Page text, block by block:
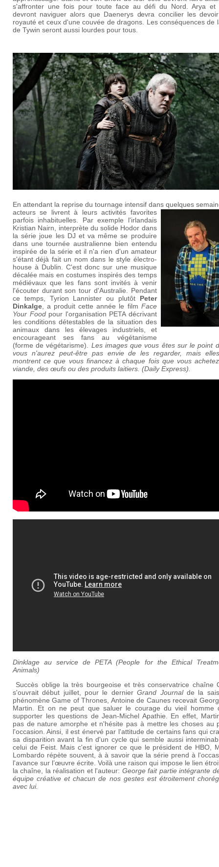
s'affronter une fois pour toute face au défi du Nord. Arya et
devront naviguer alors que Daenerys devra concilier les
royauté et ceux d'une couvée de dragons. Les conséquences de
de Tywin seront aussi lourdes pour tous.
En attendant la reprise du tournage intensif dans quelques
acteurs se livrent à leursactivités favorites
parfois inhabituelles. Par exemple l'irlandais
Kristian Nairn, interprète du solide Hodor dans
la série joue les DJ et va même se produire
dans une tournée australienne bien entendu
inspirée de la série et il n'a rien d'un amateur
s'étant déjà fait un nom dans le style électro-
house à Dublin. C'est donc sur une musique
décalée mais en costumes inspirés des temps
médiévaux que les fans sont invités à venir
l'écouter durant son tour d'Australie. Pendant
ce temps, Tyrion Lannister ou plutôt Peter
Dinkalge , a produit cette année le film Face
Your Foodpour l'organisation PETA décrivant
les conditions détestables de la situation des
animaux dans les élevages industriels, et
encourageant ses fans au végétanisme
(forme de végétarisme). Les images que vous êtes sur le point
vous n'aurez peut-être pas envie de les regarder, mais
montrent ce que vous financez à chaque fois que vous
viande, des œufs ou des produits laitiers. (Daily Express).
Dinklage au service de PETA(People for the Ethical
Animals)
Succès oblige la très bourgeoise et très conservatrice chaîne
s'ouvrait début juillet, pour le dernierGrand Journal de la
phénomène Game of Thrones, Antoine de Caunes recevait
Martin. Et on ne peut que saluer le courage du vieil homme
supporter les questions de Jean-Michel Apathie. En effet,
pas de nature amorphe et n'hésite pas à mettre les choses au
l'occasion. Ainsi, il est énervé par l'attitude de certains fans qui
sa disparition avant la fin d'un cycle qui semble aussi
celui de Feist. Mais c'est ignorer ce que le président de HBO,
Lombardo répète souvent, à à savoir que la série prend à
l'avance sur l’œuvre écrite. Voilà une raison qui impose le lien
la chaîne, la réalisation et l'auteur: George fait partie intégrante
équipe créative et chacun de nos gestes est étroitement
avec lui.